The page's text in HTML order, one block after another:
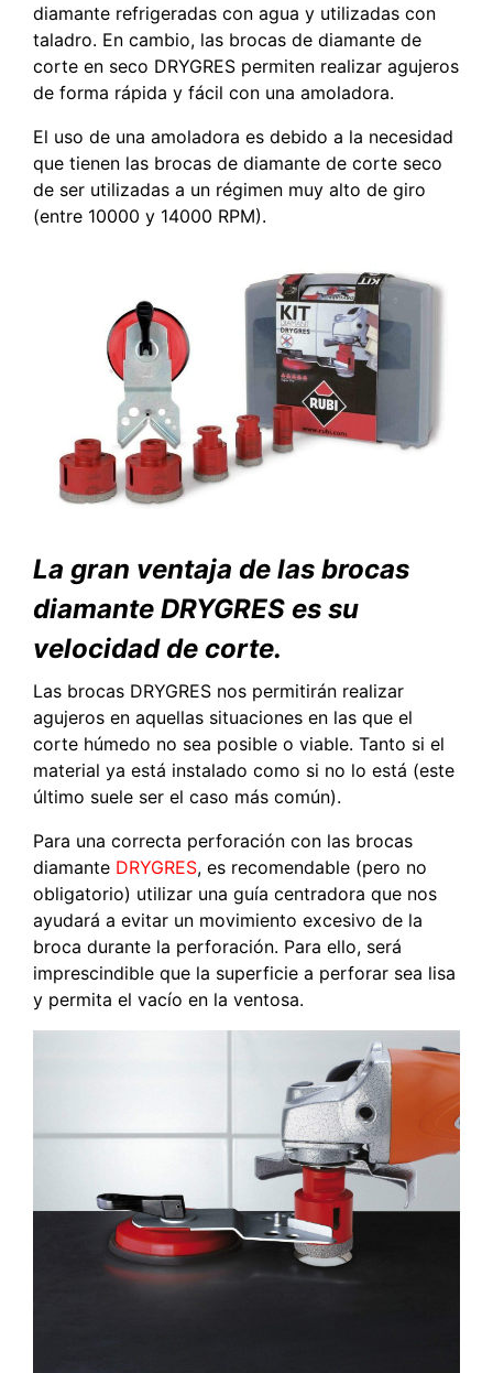
diamante refrigeradas con agua y utilizadas con
taladro. En cambio, las brocas de diamante de
corte en seco DRYGRES permiten realizar agujeros
de forma rápida y fácil con una amoladora.
El uso de una amoladora es debido a la necesidad
que tienen las brocas de diamante de corte seco
de ser utilizadas a un régimen muy alto de giro
(entre 10000 y 14000 RPM).
La gran ventaja de las brocas
diamante DRYGRES es su
velocidad de corte.
Las brocas DRYGRES nos permitirán realizar
agujeros en aquellas situaciones en las que el
corte húmedo no sea posible o viable. Tanto si el
material ya está instalado como si no lo está (este
último suele ser el caso más común).
Para una correcta perforación con las brocas
diamante DRYGRES, es recomendable (pero no
obligatorio) utilizar una guía centradora que nos
ayudará a evitar un movimiento excesivo de la
broca durante la perforación. Para ello, será
imprescindible que la superficie a perforar sea lisa
y permita el vacío en la ventosa.